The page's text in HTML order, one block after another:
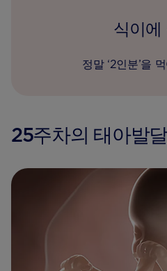
식이에
정말 ‘2인분’을
25주차의 태아발